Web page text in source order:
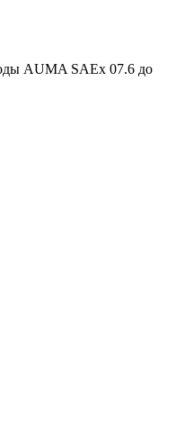
AUMA SAEx 07.6 до